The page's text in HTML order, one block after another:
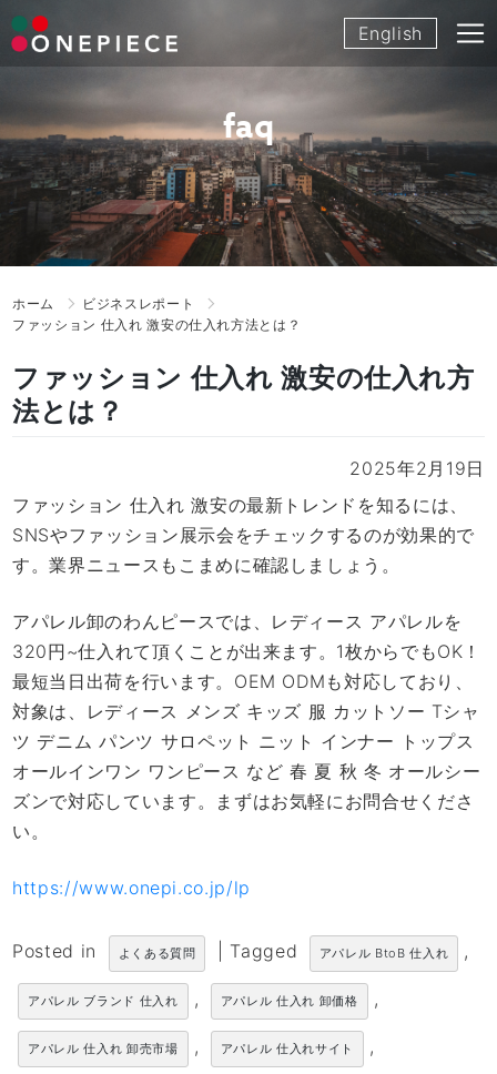
Skip
to
English
faq
ホーム
ビジネスレポート
ファッション 仕入れ 激安の仕入れ方法とは？
ファッション 仕入れ 激安の仕入れ方
法とは？
2025年2月19日
ファッション 仕入れ 激安の最新トレンドを知るには、
SNSやファッション展示会をチェックするのが効果的で
す。業界ニュースもこまめに確認しましょう。
アパレル卸のわんピースでは、レディース アパレルを
320円~仕入れて頂くことが出来ます。1枚からでもOK！
最短当日出荷を行います。OEM ODMも対応しており、
対象は、レディース メンズ キッズ 服 カットソー Tシャ
ツ デニム パンツ サロペット ニット インナー トップス
オールインワン ワンピース など 春 夏 秋 冬 オールシー
ズンで対応しています。まずはお気軽にお問合せくださ
い。
https://www.onepi.co.jp/lp
Posted in よくある質問 Tagged アパレル BtoB 仕入れ ,
アパレル ブランド 仕入れ , アパレル 仕入れ 卸価格 ,
アパレル 仕入れ 卸売市場 , アパレル 仕入れサイト ,